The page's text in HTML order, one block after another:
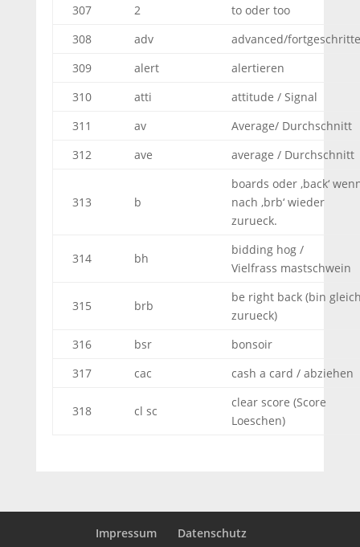
307
2
to oder too
308
adv
advanced/
309
alert
alertieren
310
atti
attitude / Signal
311
av
Average/ Durchschnitt
312
ave average / Durchschnitt
313 b
boards oder ‚back‘
nach ‚brb‘ wieder
zurueck.
314 bh
bidding hog /
Vielfrass mastschwein
315 brb
be right back (bin
zurueck)
316
bsr
bonsoir
317
cac cash a card / abziehen
318 cl sc
clear score (Score
Loeschen)
Impressum Datenschutz